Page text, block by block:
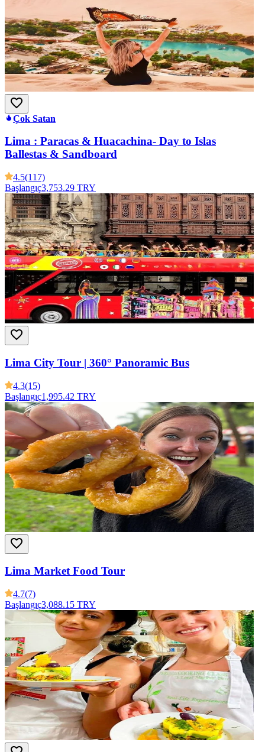
Çok Satan
Lima : Paracas & Huacachina- Day to Islas
Ballestas & Sandboard
4.5(117)
Başlangıç3,753.29 TRY
Lima City Tour | 360° Panoramic Bus
4.3(15)
Başlangıç1,995.42 TRY
Lima Market Food Tour
4.7(7)
Başlangıç3,088.15 TRY